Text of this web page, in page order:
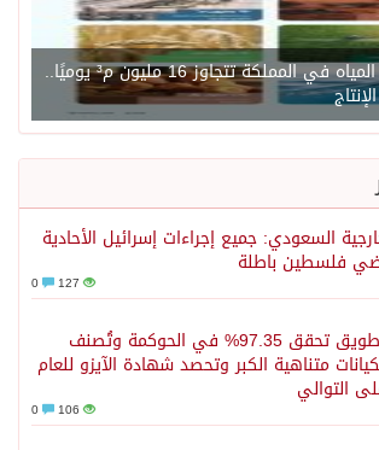
“البيئة”: إمدادات المياه في المملكة تتجاوز 16 مليون م³ يوميًا..
السعودي: جميع إجراءات إسرائيل الأحادية
فلسطين باطلة
127
جمعية طويق تحقق 97.35% في الحوكمة وتُصنف
متناهية الكبر وتحصد شهادة الآيزو للعام
التوالي
106